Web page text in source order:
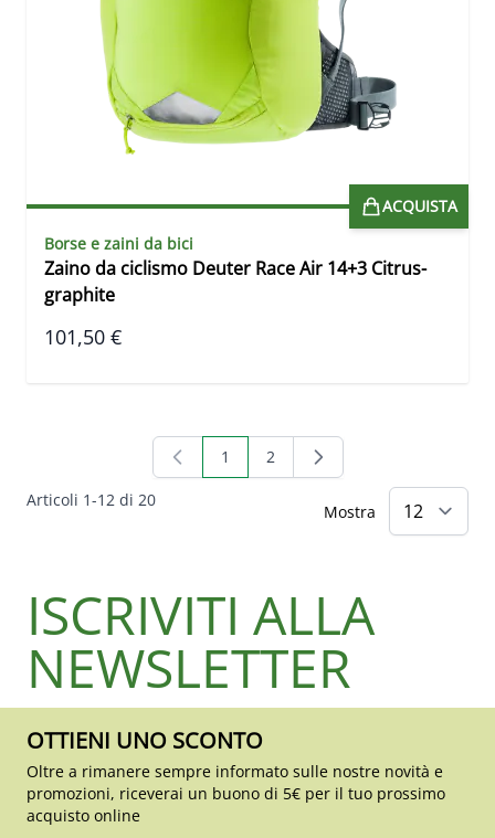
ACQUISTA
Borse e zaini da bici
Zaino da ciclismo Deuter Race Air 14+3 Citrus-
graphite
101,50 €
Articoli 1-12 di 20
Attualmente stai leggendo la pagina
1 Pagina
2
Mostra
ISCRIVITI ALLA
NEWSLETTER
OTTIENI UNO SCONTO
Oltre a rimanere sempre informato sulle nostre novità e
promozioni, riceverai un buono di 5€ per il tuo prossimo
acquisto online